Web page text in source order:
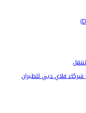
فلاي دبي للطيران